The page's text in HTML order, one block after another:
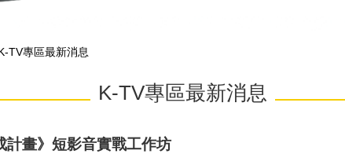
TV專區最新消息
K-TV專區最新消息
計畫》短影音實戰工作坊